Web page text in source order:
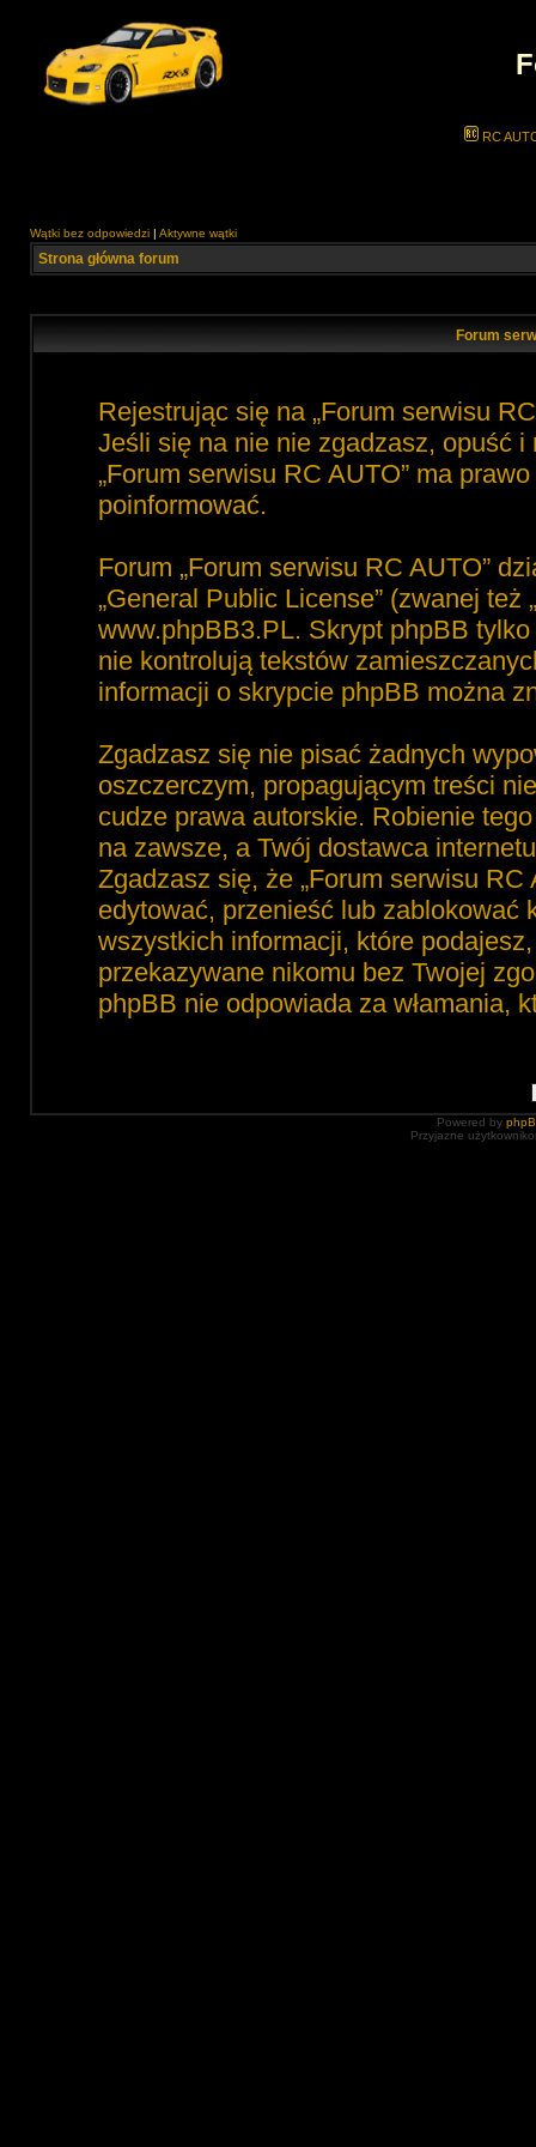
RC
Wątki bez odpowiedzi | Aktywne wątki
Strona główna forum
Forum
Rejestrując się na „Forum serwisu
Jeśli się na nie nie zgadzasz, opuść i
„Forum serwisu RC AUTO” ma
poinformować.
Forum „Forum serwisu RC AUTO”
„General Public License” (zwanej też
www.phpBB3.PL. Skrypt phpBB
nie kontrolują tekstów
informacji o skrypcie phpBB można
Zgadzasz się nie pisać żadnych
oszczerczym, propagującym treści
cudze prawa autorskie. Robienie
na zawsze, a Twój dostawca
Zgadzasz się, że „Forum serwisu
edytować, przenieść lub zablokować
wszystkich informacji, które
przekazywane nikomu bez Twojej
phpBB nie odpowiada za włamania,
Powered by
Przyjazne